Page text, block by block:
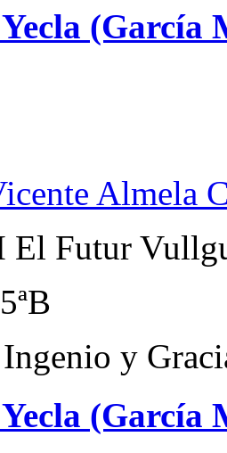
Yecla (García
Almela
El Futur
y
Yecla